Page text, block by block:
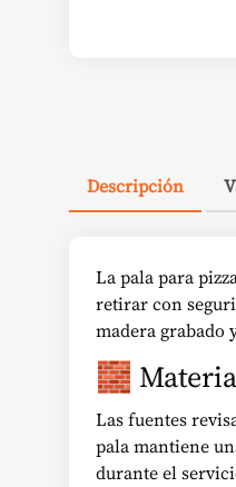
Descripción
La pala para
retirar con
madera grabado
🧱
Las fuentes
pala mantiene
durante el